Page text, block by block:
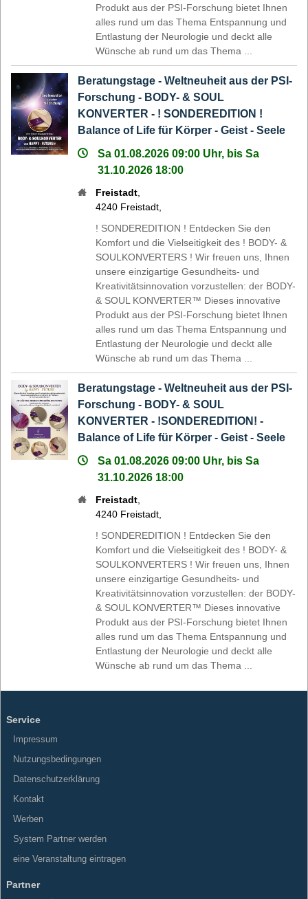
Produkt aus der PSI-Forschung bietet Ihnen
alles rund um das Thema Entspannung und
Entlastung der Neurologie und deckt alle
Wünsche ab rund um das Thema ...
Beratungstage - Weltneuheit aus der PSI-
Forschung - BODY- & SOUL
KONVERTER - ! SONDEREDITION !
Balance of Life für Körper - Geist - Seele
Sa 01.08.2026 09:00 Uhr, bis Sa
31.10.2026 18:00
Freistadt
4240 Freistadt
! SONDEREDITION ! Entdecken Sie den
Komfort und die Vielseitigkeit des ! BODY- &
SOULKONVERTERS ! Wir freuen uns, Ihnen
unsere einzigartige Gesundheits- und
Kreativitätsinnovation vorzustellen: der BODY-
& SOUL KONVERTER™ Dieses innovative
Produkt aus der PSI-Forschung bietet Ihnen
alles rund um das Thema Entspannung und
Entlastung der Neurologie und deckt alle
Wünsche ab rund um das Thema ...
Beratungstage - Weltneuheit aus der PSI-
Forschung - BODY- & SOUL
KONVERTER - !SONDEREDITION! -
Balance of Life für Körper - Geist - Seele
Sa 01.08.2026 09:00 Uhr, bis Sa
31.10.2026 18:00
Freistadt
4240 Freistadt
! SONDEREDITION ! Entdecken Sie den
Komfort und die Vielseitigkeit des ! BODY- &
SOULKONVERTERS ! Wir freuen uns, Ihnen
unsere einzigartige Gesundheits- und
Kreativitätsinnovation vorzustellen: der BODY-
& SOUL KONVERTER™ Dieses innovative
Produkt aus der PSI-Forschung bietet Ihnen
alles rund um das Thema Entspannung und
Entlastung der Neurologie und deckt alle
Wünsche ab rund um das Thema ...
Service
Impressum
Nutzungsbedingungen
Datenschutzerklärung
Kontakt
Werben
System Partner werden
eine Veranstaltung eintragen
Partner